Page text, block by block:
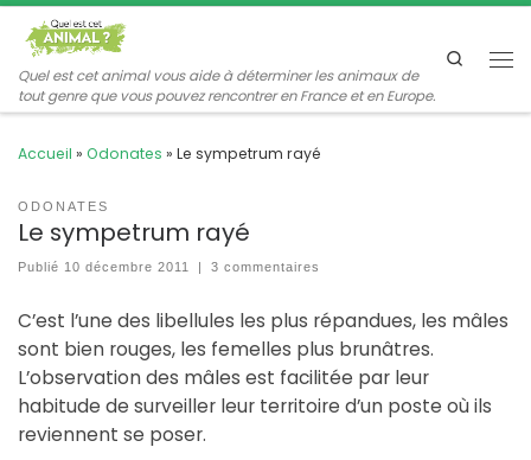
Passer au contenu
Quel est cet animal vous aide à déterminer les animaux de
tout genre que vous pouvez rencontrer en France et en Europe.
Search
Accueil » Odonates » Le sympetrum rayé
ODONATES
Le sympetrum rayé
Publié 10 décembre 2011 | 3 commentaires
C’est l’une des libellules les plus répandues, les mâles
sont bien rouges, les femelles plus brunâtres.
L’observation des mâles est facilitée par leur
habitude de surveiller leur territoire d’un poste où ils
reviennent se poser.